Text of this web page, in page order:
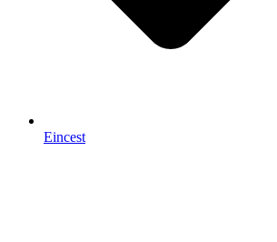
Eincest